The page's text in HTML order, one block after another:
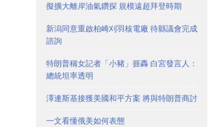
擬擴大離岸油氣鑽探 規模遠超拜登時期
新潟同意重啟柏崎刈羽核電廠 待縣議會完成
諮詢
特朗普稱女記者「小豬」捱轟 白宮發言人：
總統坦率透明
澤連斯基接獲美國和平方案 將與特朗普商討
一文看懂俄美如何表態